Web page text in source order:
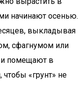
начинают осенью.
выкладывая
сфагнумом или
и помещают в
«грунт» не